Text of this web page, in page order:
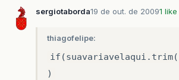
sergiotaborda19 de out. de 20091 like
thiagofelipe:
)